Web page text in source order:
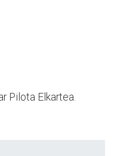
Pilota Elkartea.